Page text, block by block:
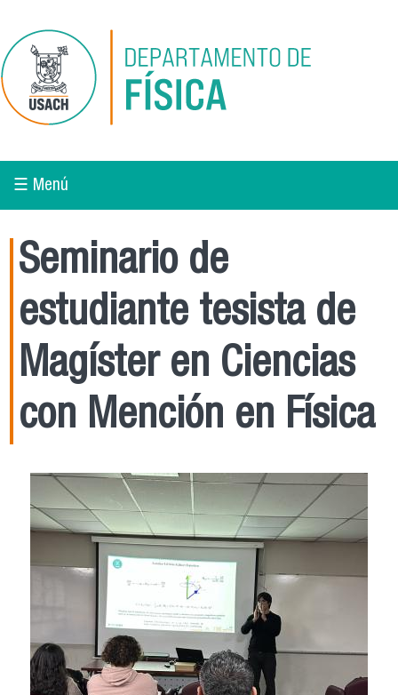
☰ Menú
Seminario de
estudiante tesista de
Magíster en Ciencias
con Mención en Física